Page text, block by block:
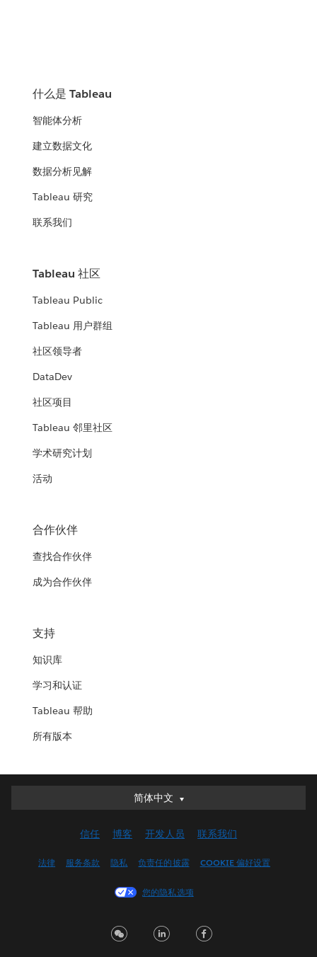
什么是 Tableau
智能体分析
建立数据文化
数据分析见解
Tableau 研究
联系我们
Tableau 社区
Tableau Public
Tableau 用户群组
社区领导者
DataDev
社区项目
Tableau 邻里社区
学术研究计划
活动
合作伙伴
查找合作伙伴
成为合作伙伴
支持
知识库
学习和认证
Tableau 帮助
所有版本
简体中文
简体中文
English (UK)
Français (Canada)
Italiano
信任 博客 开发人员 联系我们
法律 服务条款 隐私 负责任的披露 COOKIE 偏好设置
您的隐私选项